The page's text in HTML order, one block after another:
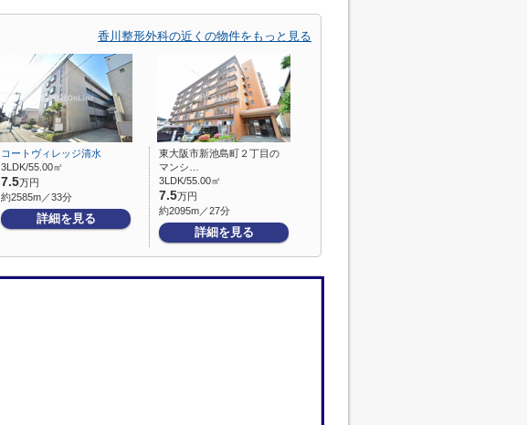
香川整形外科の近くの物件をもっと見る
コートヴィレッジ清水
3LDK/55.00㎡
7.5万円
約2585m／33分
詳細を見る
東大阪市新池島町２丁目の
マンシ…
3LDK/55.00㎡
7.5万円
約2095m／27分
詳細を見る